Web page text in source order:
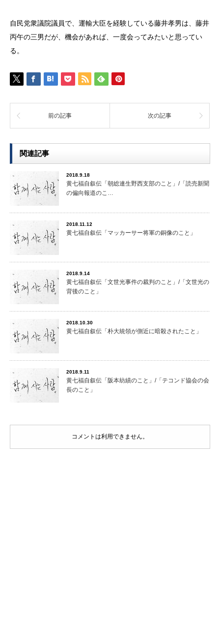
自民党衆議院議員で、運輸大臣を経験している藤井孝男は、藤井
丙午の三男だが、機会があれば、一度会ってみたいと思ってい
る。
前の記事 次の記事
関連記事
2018.9.18
黄七福自叙伝「朝総連生野西支部のこと」/「読売新聞
の偏向報道のこ…
2018.11.12
黄七福自叙伝「マッカーサー将軍の銅像のこと」
2018.9.14
黄七福自叙伝「文世光事件の裁判のこと」/「文世光の
背後のこと」
2018.10.30
黄七福自叙伝「朴大統領が側近に暗殺されたこと」
2018.9.11
黄七福自叙伝「阪本紡績のこと」/「テコンド協会の会
長のこと」
コメントは利用できません。